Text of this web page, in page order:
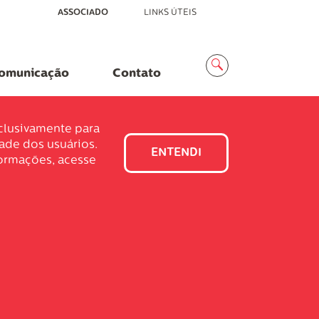
MenuASSOCIADO LINKS ÚTEIS
Contato
Busca
para
dos usuários.
acesse
ENTENDI